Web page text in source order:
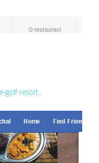
golf-resort...